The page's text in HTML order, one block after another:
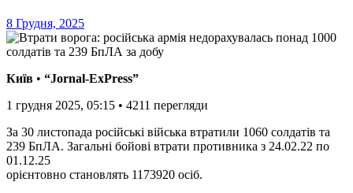
8 Грудня, 2025
Київ • “Jornal-ExPress”
1 грудня 2025, 05:15 • 4211 перегляди
За 30 листопада російські війська втратили 1060 солдатів та
239 БпЛА. Загальні бойові втрати противника з 24.02.22 по
01.12.25
орієнтовно становлять 1173920 осіб.